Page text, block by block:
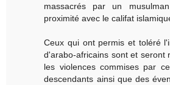
massacrés par un
proximité avec le califat
Ceux qui ont permis et toléré
d'arabo-africains sont et seront
les violences commises par
descendants ainsi que des